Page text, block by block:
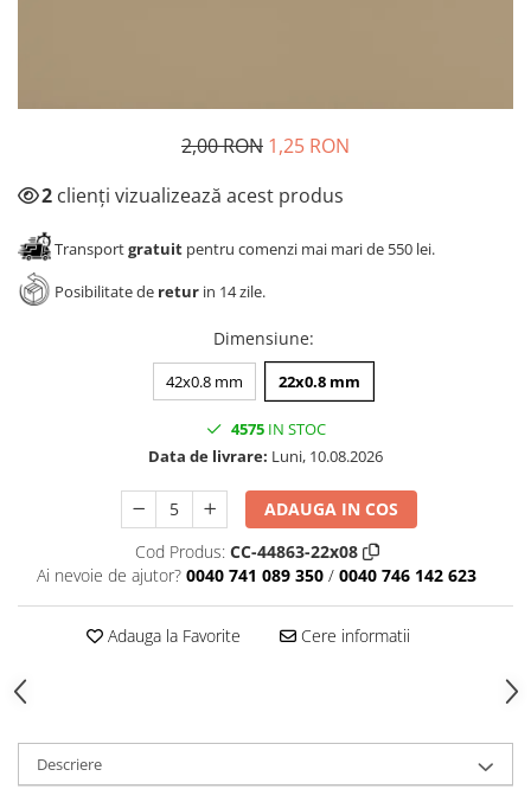
Alte accesorii mobila
Ciocane
Alte scule & unelte
2,00 RON 1,25 RON
2 clienți vizualizează acest produs
Transportgratuit pentru comenzi mai mari de 550 lei.
Posibilitate de retur in 14 zile.
Dimensiune:
42x0.8 mm 22x0.8 mm
4575IN STOC
Data de livrare: Luni, 10.08.2026
ADAUGA IN COS
Cod Produs: CC-44863-22x08
Ai nevoie de ajutor? 0040 741 089 350 / 0040 746 142 623
Adauga la Favorite Cere informatii
Descriere